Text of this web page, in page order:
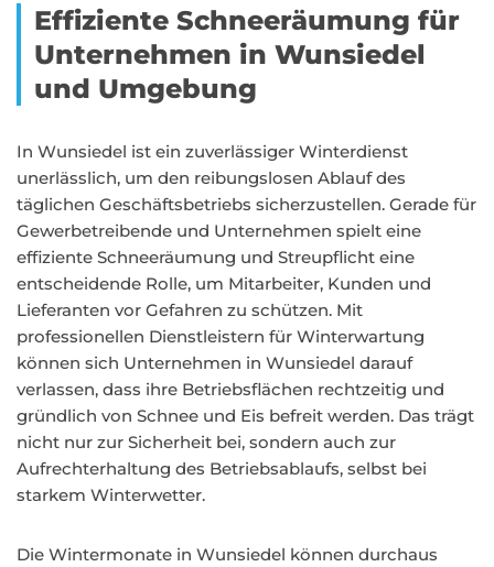
Effiziente Schneeräumung für
Unternehmen in Wunsiedel
und Umgebung
In Wunsiedel ist ein zuverlässiger Winterdienst
unerlässlich, um den reibungslosen Ablauf des
täglichen Geschäftsbetriebs sicherzustellen. Gerade für
Gewerbetreibende und Unternehmen spielt eine
effiziente Schneeräumung und Streupflicht eine
entscheidende Rolle, um Mitarbeiter, Kunden und
Lieferanten vor Gefahren zu schützen. Mit
professionellen Dienstleistern für Winterwartung
können sich Unternehmen in Wunsiedel darauf
verlassen, dass ihre Betriebsflächen rechtzeitig und
gründlich von Schnee und Eis befreit werden. Das trägt
nicht nur zur Sicherheit bei, sondern auch zur
Aufrechterhaltung des Betriebsablaufs, selbst bei
starkem Winterwetter.
Die Wintermonate in Wunsiedel können durchaus